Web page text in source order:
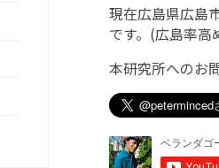
現在広島県広島
です。(広島率高
本研究所へのお